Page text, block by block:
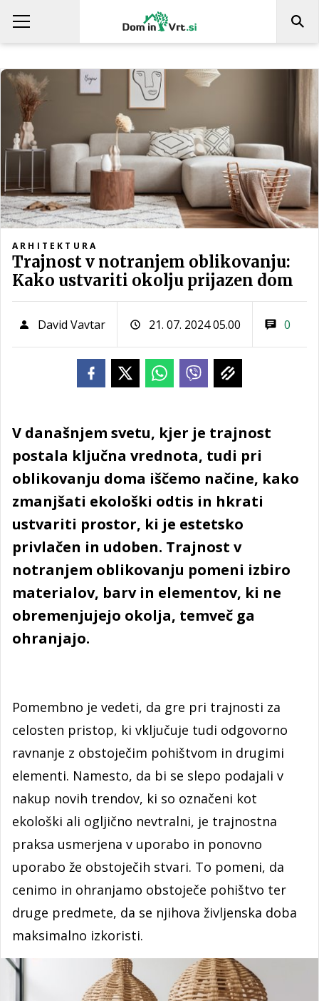
ARHITEKTURA
Trajnost v notranjem oblikovanju:
Kako ustvariti okolju prijazen dom
David Vavtar 21. 07. 2024 05.00 0
V današnjem svetu, kjer je trajnost
postala ključna vrednota, tudi pri
oblikovanju doma iščemo načine, kako
zmanjšati ekološki odtis in hkrati
ustvariti prostor, ki je estetsko
privlačen in udoben. Trajnost v
notranjem oblikovanju pomeni izbiro
materialov, barv in elementov, ki ne
obremenjujejo okolja, temveč ga
ohranjajo.
Pomembno je vedeti, da gre pri trajnosti za
celosten pristop, ki vključuje tudi odgovorno
ravnanje z obstoječim pohištvom in drugimi
elementi. Namesto, da bi se slepo podajali v
nakup novih trendov, ki so označeni kot
ekološki ali ogljično nevtralni, je trajnostna
praksa usmerjena v uporabo in ponovno
uporabo že obstoječih stvari. To pomeni, da
cenimo in ohranjamo obstoječe pohištvo ter
druge predmete, da se njihova življenska doba
maksimalno izkoristi.